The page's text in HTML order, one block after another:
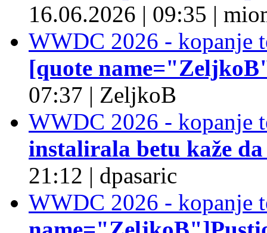
16.06.2026 | 09:35 |
WWDC 2026 - kopanje
[quote
07:37 | ZeljkoB
WWDC 2026 - kopanje
instalirala betu kaže
21:12 | dpasaric
WWDC 2026 - kopanje